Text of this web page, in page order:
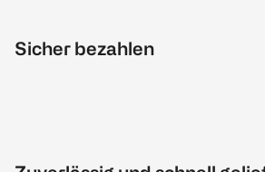
Sicher bezahlen